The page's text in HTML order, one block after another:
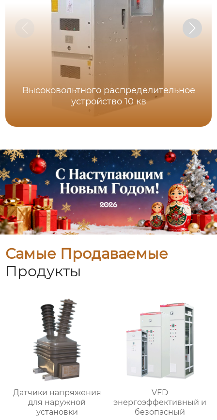
Высоковольтного распределительное
устройство 10 кв
Самые Продаваемые
Продукты
Датчики напряжения
для наружной
установки
VFD
энергоэффективный и
безопасный